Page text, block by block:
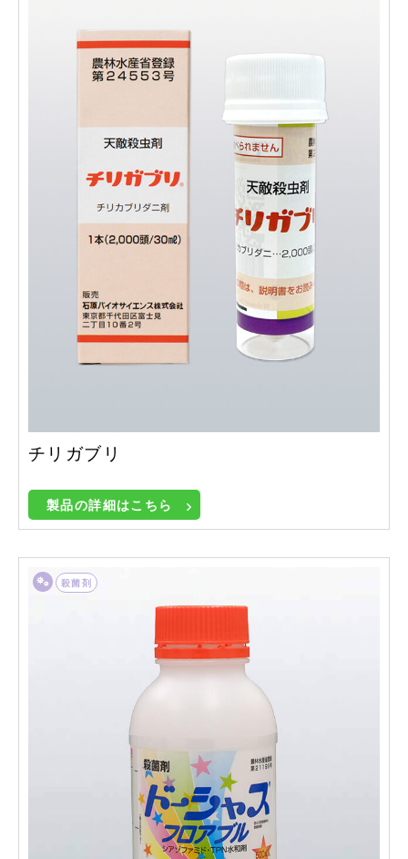
チリガブリ
製品の詳細はこちら
殺菌剤